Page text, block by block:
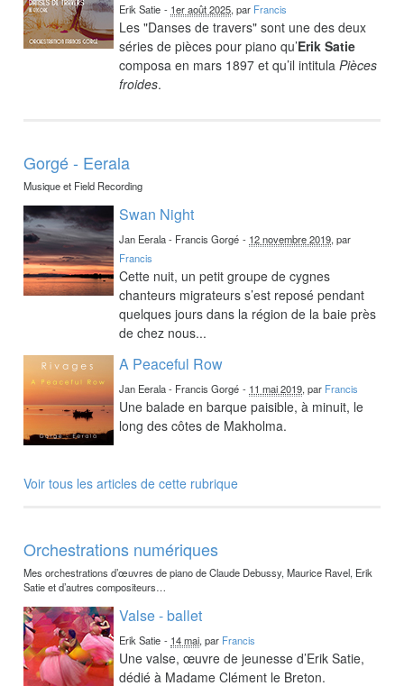
Erik Satie - 1er août 2025, par Francis
Les "Danses de travers" sont une des deux
séries de pièces pour piano qu’Erik Satie
composa en mars 1897 et qu’il intitulaPièces
froides.
Gorgé - Eerala
Musique et Field Recording
Swan Night
Jan Eerala - Francis Gorgé - 12 novembre 2019, par
Francis
Cette nuit, un petit groupe de cygnes
chanteurs migrateurs s’est reposé pendant
quelques jours dans la région de la baie près
de chez nous...
A Peaceful Row
Jan Eerala - Francis Gorgé - 11 mai 2019, par Francis
Une balade en barque paisible, à minuit, le
long des côtes de Makholma.
Voir tous les articles de cette rubrique
Orchestrations numériques
Mes orchestrations d’œuvres de piano de Claude Debussy, Maurice Ravel, Erik
Satie et d’autres compositeurs…
Valse - ballet
Erik Satie - 14 mai, par Francis
Une valse, œuvre de jeunesse d’Erik Satie,
dédié à Madame Clément le Breton.